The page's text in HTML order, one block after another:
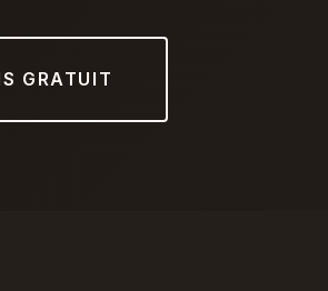
GRATUIT